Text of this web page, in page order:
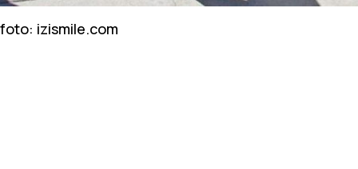
foto: izismile.com